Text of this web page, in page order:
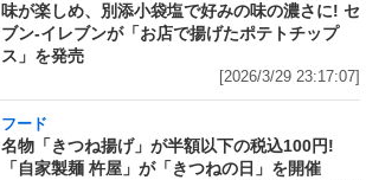
味が楽しめ、別添小袋塩で好みの味の濃さに! セ
ブン‐イレブンが「お店で揚げたポテトチップ
ス」を発売
[2026/3/29 23:17:07]
フード
名物「きつね揚げ」が半額以下の税込100円!
「自家製麺 杵屋」が「きつねの日」を開催